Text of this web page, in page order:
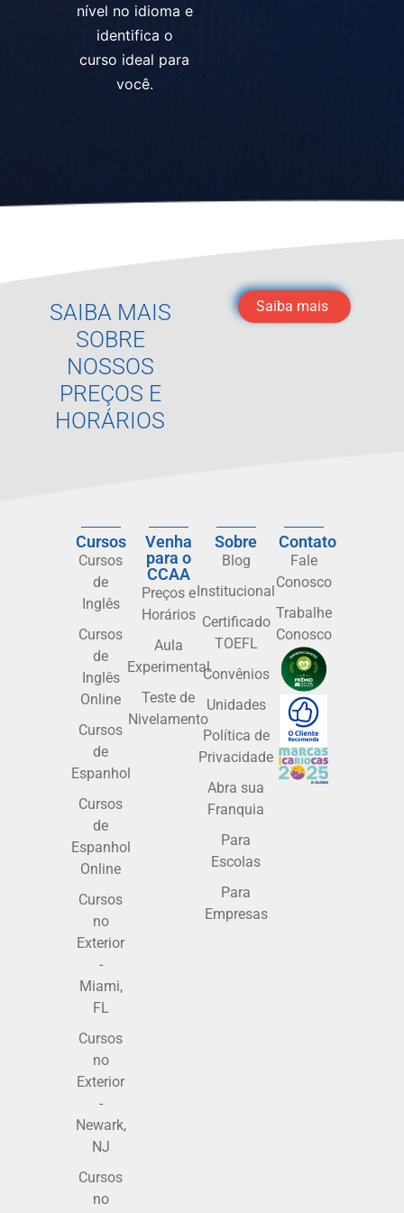
nível no idioma e
identifica o
curso ideal para
você.
SAIBA MAIS
SOBRE
NOSSOS
PREÇOS E
HORÁRIOS
Saiba mais
Cursos
Cursos
de
Inglês
Cursos
de
Inglês
Online
Cursos
de
Espanhol
Cursos
de
Espanhol
Online
Cursos
no
Exterior
-
Miami,
FL
Cursos
no
Exterior
-
Newark,
NJ
Cursos
no
Venha
para o
CCAA
Preços e
Horários
Aula
Experimental
Teste de
Nivelamento
Sobre
Blog
Institucional
Certificado
TOEFL
Convênios
Unidades
Política de
Privacidade
Abra sua
Franquia
Para
Escolas
Para
Empresas
Contato
Fale
Conosco
Trabalhe
Conosco